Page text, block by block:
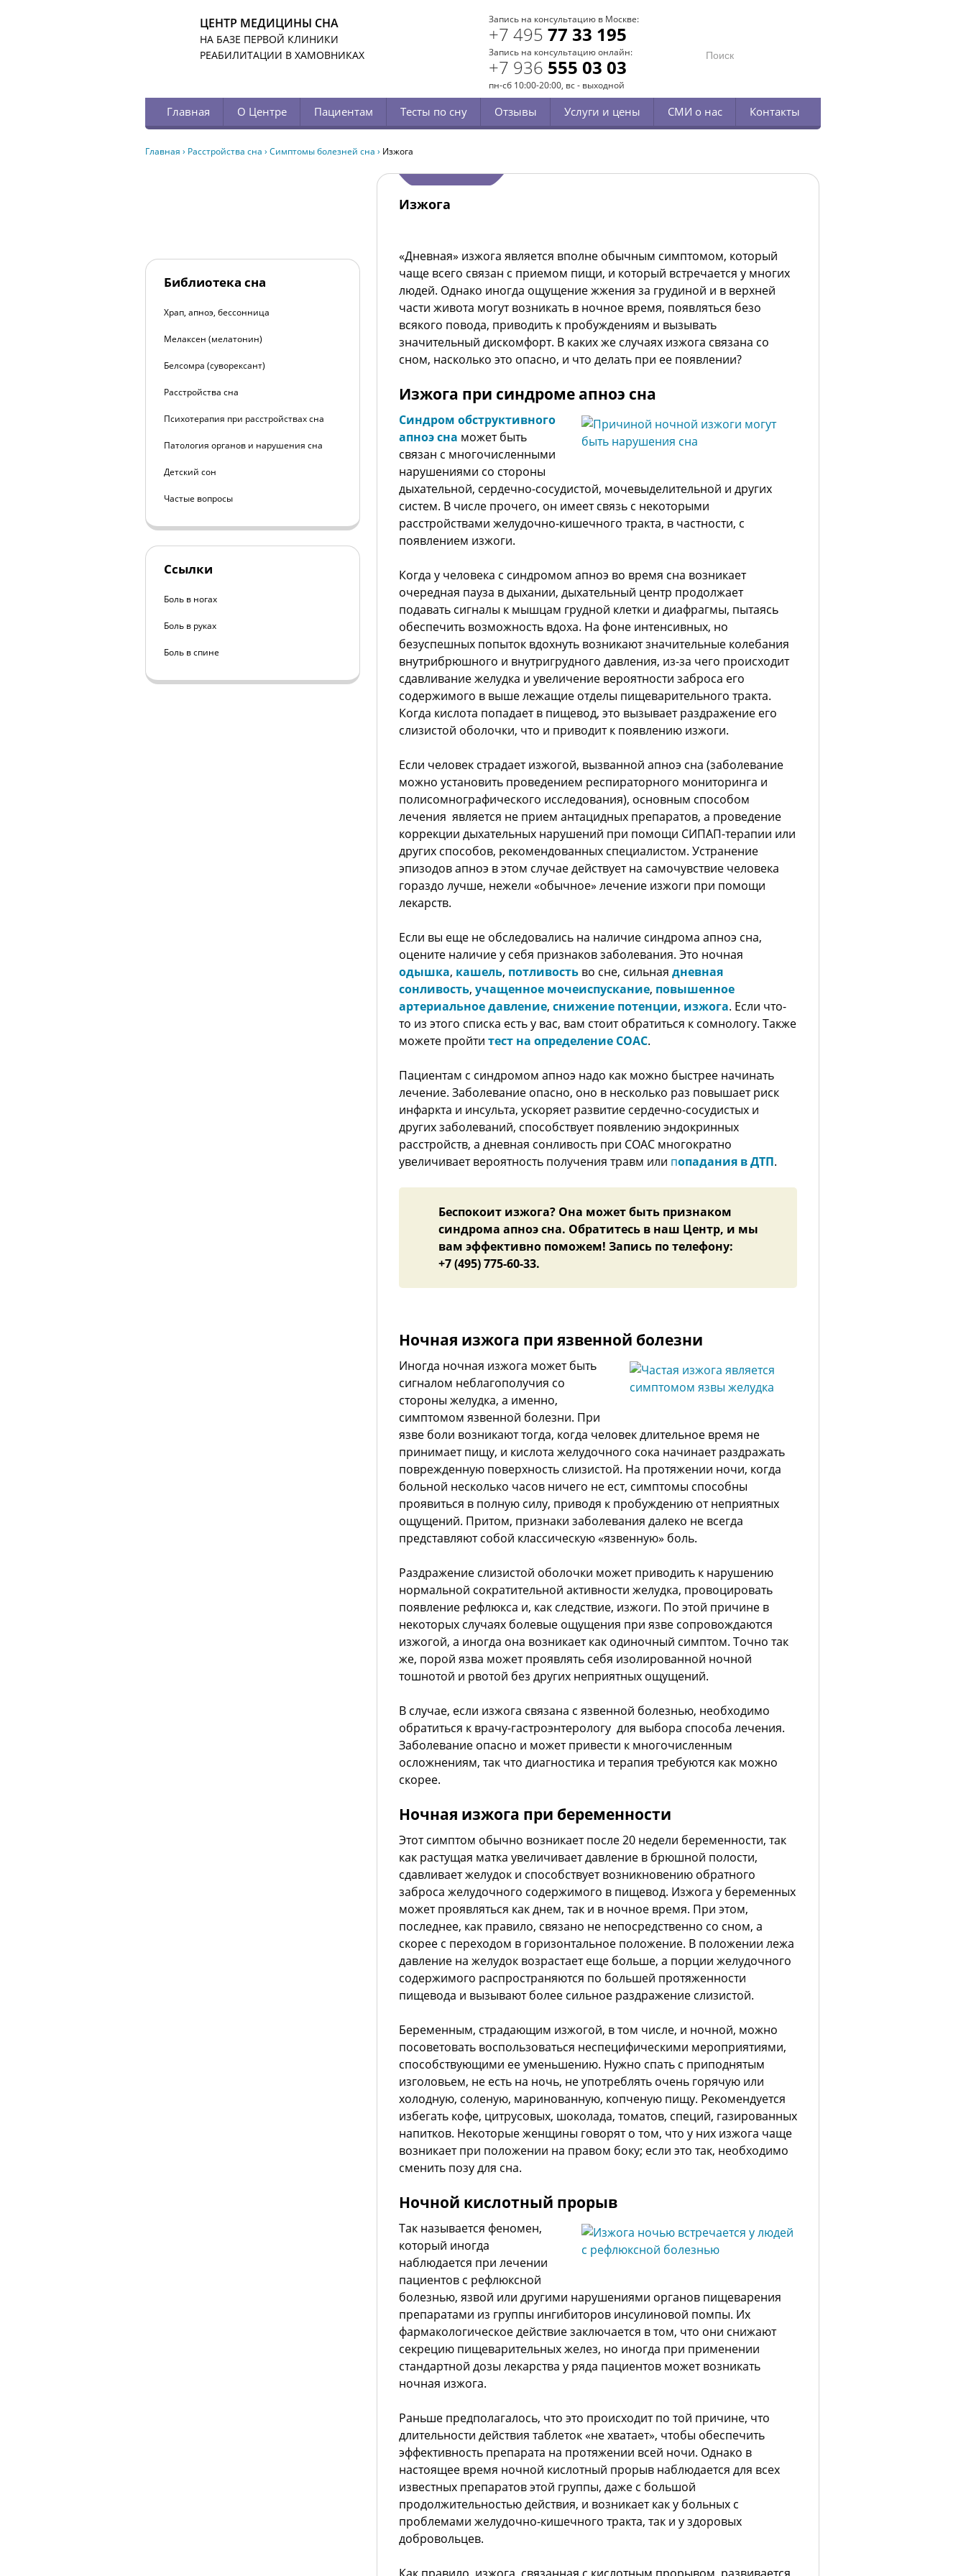
ЦЕНТР МЕДИЦИНЫ СНА
НА БАЗЕ ПЕРВОЙ КЛИНИКИ
РЕАБИЛИТАЦИИ В ХАМОВНИКАХ
Запись на консультацию в Москве:
+7 495 77 33 195
Запись на консультацию онлайн:
+7 936 555 03 03
пн-сб 10:00-20:00, вс - выходной
Главная О Центре Пациентам Тесты по сну Отзывы Услуги и цены СМИ о нас Контакты
Главная › Расстройства сна › Симптомы болезней сна › Изжога
Изжога
«Дневная» изжога является вполне обычным симптомом, который
чаще всего связан с приемом пищи, и который встречается у многих
людей. Однако иногда ощущение жжения за грудиной и в верхней
части живота могут возникать в ночное время, появляться безо
всякого повода, приводить к пробуждениям и вызывать
значительный дискомфорт. В каких же случаях изжога связана со
сном, насколько это опасно, и что делать при ее появлении?
Изжога при синдроме апноэ сна
Синдром обструктивного
апноэ сна может быть
связан с многочисленными
нарушениями со стороны
дыхательной, сердечно-сосудистой, мочевыделительной и других
систем. В числе прочего, он имеет связь с некоторыми
расстройствами желудочно-кишечного тракта, в частности, с
появлением изжоги.
Когда у человека с синдромом апноэ во время сна возникает
очередная пауза в дыхании, дыхательный центр продолжает
подавать сигналы к мышцам грудной клетки и диафрагмы, пытаясь
обеспечить возможность вдоха. На фоне интенсивных, но
безуспешных попыток вдохнуть возникают значительные колебания
внутрибрюшного и внутригрудного давления, из-за чего происходит
сдавливание желудка и увеличение вероятности заброса его
содержимого в выше лежащие отделы пищеварительного тракта.
Когда кислота попадает в пищевод, это вызывает раздражение его
слизистой оболочки, что и приводит к появлению изжоги.
Если человек страдает изжогой, вызванной апноэ сна (заболевание
можно установить проведением респираторного мониторинга и
полисомнографического исследования), основным способом
лечения является не прием антацидных препаратов, а проведение
коррекции дыхательных нарушений при помощи СИПАП-терапии или
других способов, рекомендованных специалистом. Устранение
эпизодов апноэ в этом случае действует на самочувствие человека
гораздо лучше, нежели «обычное» лечение изжоги при помощи
лекарств.
Если вы еще не обследовались на наличие синдрома апноэ сна,
оцените наличие у себя признаков заболевания. Это ночная
одышка, кашель, потливость во сне, сильная дневная
сонливость, учащенное мочеиспускание, повышенное
артериальное давление, снижение потенции, изжога. Если что-
то из этого списка есть у вас, вам стоит обратиться к сомнологу. Также
можете пройти тест на определение СОАС.
Пациентам с синдромом апноэ надо как можно быстрее начинать
лечение. Заболевание опасно, оно в несколько раз повышает риск
инфаркта и инсульта, ускоряет развитие сердечно-сосудистых и
других заболеваний, способствует появлению эндокринных
расстройств, а дневная сонливость при СОАС многократно
увеличивает вероятность получения травм или попадания в ДТП.
Беспокоит изжога? Она может быть признаком
синдрома апноэ сна. Обратитесь в наш Центр, и мы
вам эффективно поможем! Запись по телефону:
+7 (495) 775-60-33.
Ночная изжога при язвенной болезни
Иногда ночная изжога может быть
сигналом неблагополучия со
стороны желудка, а именно,
симптомом язвенной болезни. При
язве боли возникают тогда, когда человек длительное время не
принимает пищу, и кислота желудочного сока начинает раздражать
поврежденную поверхность слизистой. На протяжении ночи, когда
больной несколько часов ничего не ест, симптомы способны
проявиться в полную силу, приводя к пробуждению от неприятных
ощущений. Притом, признаки заболевания далеко не всегда
представляют собой классическую «язвенную» боль.
Раздражение слизистой оболочки может приводить к нарушению
нормальной сократительной активности желудка, провоцировать
появление рефлюкса и, как следствие, изжоги. По этой причине в
некоторых случаях болевые ощущения при язве сопровождаются
изжогой, а иногда она возникает как одиночный симптом. Точно так
же, порой язва может проявлять себя изолированной ночной
тошнотой и рвотой без других неприятных ощущений.
В случае, если изжога связана с язвенной болезнью, необходимо
обратиться к врачу-гастроэнтерологу для выбора способа лечения.
Заболевание опасно и может привести к многочисленным
осложнениям, так что диагностика и терапия требуются как можно
скорее.
Ночная изжога при беременности
Этот симптом обычно возникает после 20 недели беременности, так
как растущая матка увеличивает давление в брюшной полости,
сдавливает желудок и способствует возникновению обратного
заброса желудочного содержимого в пищевод. Изжога у беременных
может проявляться как днем, так и в ночное время. При этом,
последнее, как правило, связано не непосредственно со сном, а
скорее с переходом в горизонтальное положение. В положении лежа
давление на желудок возрастает еще больше, а порции желудочного
содержимого распространяются по большей протяженности
пищевода и вызывают более сильное раздражение слизистой.
Беременным, страдающим изжогой, в том числе, и ночной, можно
посоветовать воспользоваться неспецифическими мероприятиями,
способствующими ее уменьшению. Нужно спать с приподнятым
изголовьем, не есть на ночь, не употреблять очень горячую или
холодную, соленую, маринованную, копченую пищу. Рекомендуется
избегать кофе, цитрусовых, шоколада, томатов, специй, газированных
напитков. Некоторые женщины говорят о том, что у них изжога чаще
возникает при положении на правом боку; если это так, необходимо
сменить позу для сна.
Ночной кислотный прорыв
Так называется феномен,
который иногда
наблюдается при лечении
пациентов с рефлюксной
болезнью, язвой или другими нарушениями органов пищеварения
препаратами из группы ингибиторов инсулиновой помпы. Их
фармакологическое действие заключается в том, что они снижают
секрецию пищеварительных желез, но иногда при применении
стандартной дозы лекарства у ряда пациентов может возникать
ночная изжога.
Раньше предполагалось, что это происходит по той причине, что
длительности действия таблеток «не хватает», чтобы обеспечить
эффективность препарата на протяжении всей ночи. Однако в
настоящее время ночной кислотный прорыв наблюдается для всех
известных препаратов этой группы, даже с большой
продолжительностью действия, и возникает как у больных с
проблемами желудочно-кишечного тракта, так и у здоровых
добровольцев.
Библиотека сна
Храп, апноэ, бессонница
Мелаксен (мелатонин)
Белсомра (суворексант)
Расстройства сна
Психотерапия при расстройствах сна
Патология органов и нарушения сна
Детский сон
Частые вопросы
Ссылки
Боль в ногах
Боль в руках
Боль в спине